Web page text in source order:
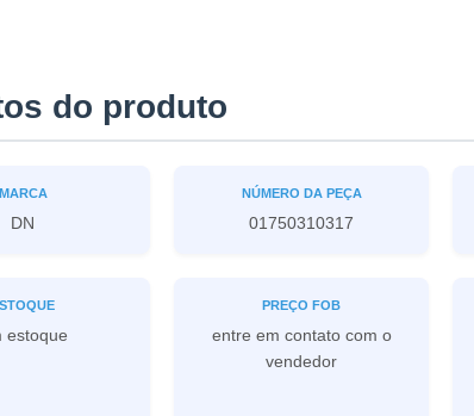
do produto
MARCA
DN
NÚMERO DA PEÇA
01750310317
estoque
PREÇO FOB
entre em contato com o
vendedor